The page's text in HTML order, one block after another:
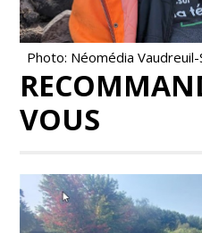
Photo: Néomédia Vaudreuil-
VOUS